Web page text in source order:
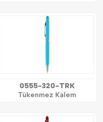
0555-320-TRK
Tükenmez Kalem